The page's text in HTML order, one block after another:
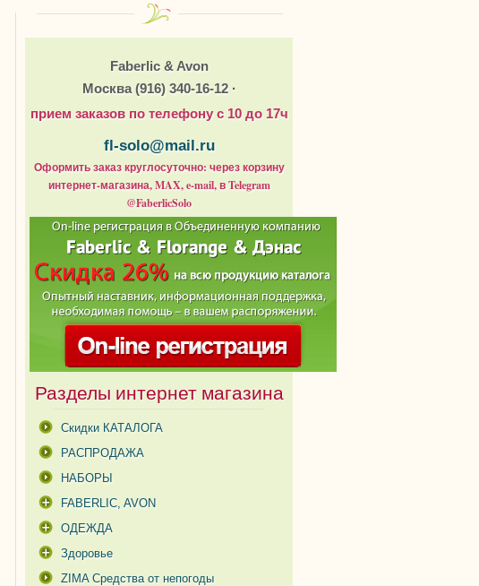
Faberlic & Avon
Москва (916) 340-16-12 ·
прием заказов по телефону с 10 до 17ч
fl-solo@mail.ru
Оформить заказ круглосуточно: через корзину
интернет-магазина, MAX, e-mail, в Telegram
@FaberlicSolo
Разделы интернет магазина
Скидки КАТАЛОГА
РАСПРОДАЖА
НАБОРЫ
FABERLIC, AVON
ОДЕЖДА
Здоровье
ZIMA Средства от непогоды